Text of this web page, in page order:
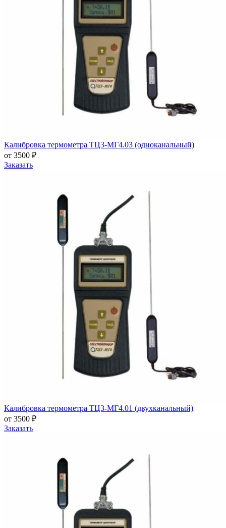
Калибровка термометра ТЦ3-МГ4.03 (одноканальный)
от 3500 ₽
Заказать
Калибровка термометра ТЦ3-МГ4.01 (двухканальный)
от 3500 ₽
Заказать